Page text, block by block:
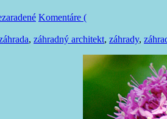
Komentáre (
, záhradný architekt, záhrady,